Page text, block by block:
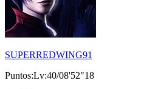
SUPERREDWING91
Puntos:Lv:40/08'52"18